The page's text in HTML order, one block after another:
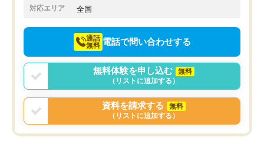
でお願いしました。来年の高校受験に
対応エリア 全国
通話
無料 電話で問い合わせする
無料体験を申し込む
無料
（リストに追加する）
資料を請求する
無料
（リストに追加する）